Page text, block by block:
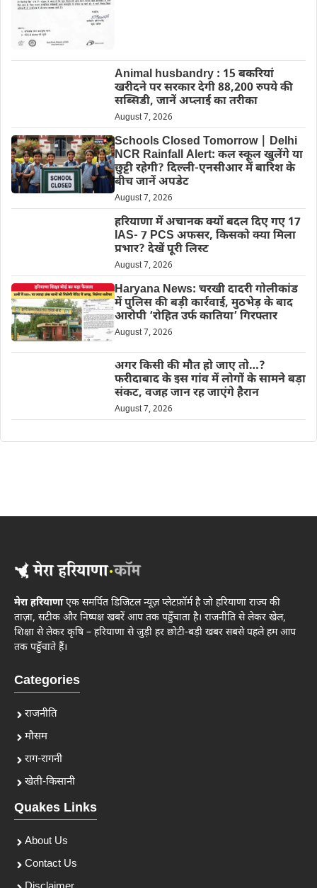
Animal husbandry : 15 बकरियां
खरीदने पर सरकार देगी 88,200 रुपये की
सब्सिडी, जानें अप्लाई का तरीका
August 7, 2026
Schools Closed Tomorrow | Delhi
NCR Rainfall Alert: कल स्कूल खुलेंगे या
छुट्टी रहेगी? दिल्ली-एनसीआर में बारिश के
बीच जानें अपडेट
August 7, 2026
हरियाणा में अचानक क्यों बदल दिए गए 17
IAS- 7 PCS अफसर, किसको क्या मिला
प्रभार? देखें पूरी लिस्ट
August 7, 2026
Haryana News: चरखी दादरी गोलीकांड
में पुलिस की बड़ी कार्रवाई, मुठभेड़ के बाद
आरोपी ‘रोहित उर्फ कातिया’ गिरफ्तार
August 7, 2026
अगर किसी की मौत हो जाए तो…?
फरीदाबाद के इस गांव में लोगों के सामने बड़ा
संकट, वजह जान रह जाएंगे हैरान
August 7, 2026
मेरा हरियाणाएक समर्पित डिजिटल न्यूज़ प्लेटफ़ॉर्म है जो हरियाणा राज्य की
ताज़ा, सटीक और निष्पक्ष खबरें आप तक पहुँचाता है। राजनीति से लेकर खेल,
शिक्षा से लेकर कृषि – हरियाणा से जुड़ी हर छोटी-बड़ी खबर सबसे पहले हम आप
तक पहुँचाते हैं।
Categories
राजनीति
मौसम
राग-रागनी
खेती-किसानी
Quakes Links
About Us
Contact Us